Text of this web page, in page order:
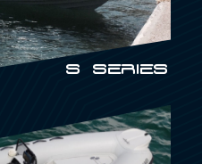
S SERIES